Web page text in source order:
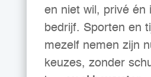
en niet wil, privé én
bedrijf. Sporten en
mezelf nemen zijn
keuzes, zonder